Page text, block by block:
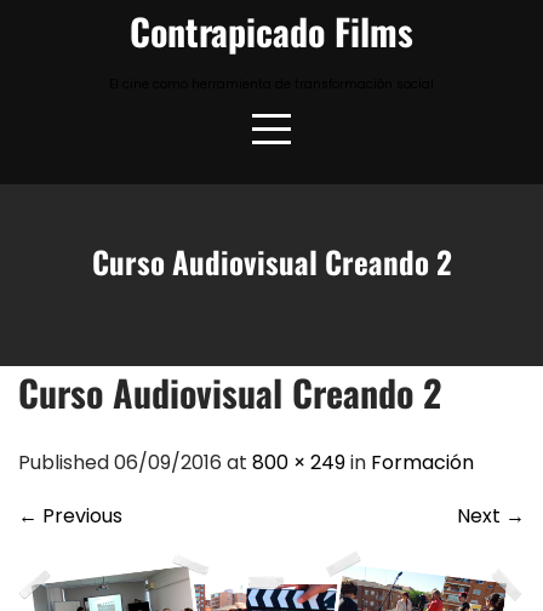
Contrapicado Films
Curso Audiovisual Creando 2
Curso Audiovisual Creando 2
Published 06/09/2016 at 800 × 249in Formación
← Previous Next →